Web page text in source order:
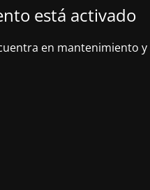
está activado
en mantenimiento y